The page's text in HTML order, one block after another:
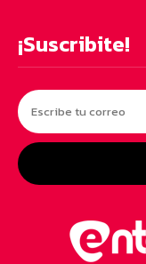
¡Suscribite!